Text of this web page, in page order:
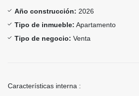
Año construcción: 2026
Tipo de inmueble: Apartamento
Tipo de negocio: Venta
Características interna :